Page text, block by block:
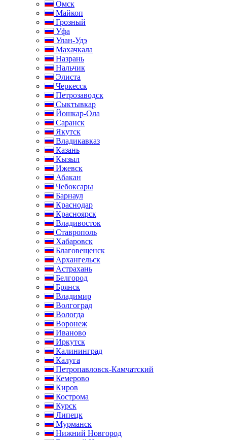
Омск
Майкоп
Грозный
Уфа
Улан-Удэ
Махачкала
Назрань
Нальчик
Элиста
Черкесск
Петрозаводск
Сыктывкар
Йошкар-Ола
Саранск
Якутск
Владикавказ
Казань
Кызыл
Ижевск
Абакан
Чебоксары
Барнаул
Краснодар
Красноярск
Владивосток
Ставрополь
Хабаровск
Благовещенск
Архангельск
Астрахань
Белгород
Брянск
Владимир
Волгоград
Вологда
Воронеж
Иваново
Иркутск
Калининград
Калуга
Петропавловск-Камчатский
Кемерово
Киров
Кострома
Курск
Липецк
Мурманск
Нижний Новгород